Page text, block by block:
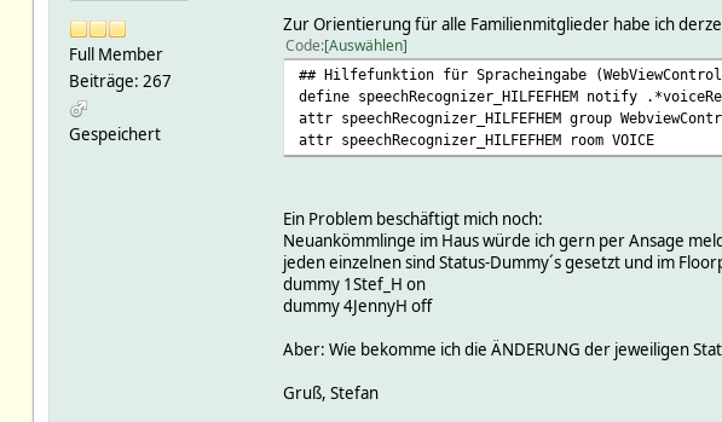
Full Member
Beiträge: 267
Gespeichert
Zur Orientierung für alle Familienmitglieder habe ich
Code Auswählen
## Hilfefunktion für Spracheingabe
define speechRecognizer_HILFEFHEM notify
attr speechRecognizer_HILFEFHEM group
attr speechRecognizer_HILFEFHEM room VOICE
Ein Problem beschäftigt mich noch:
Neuankömmlinge im Haus würde ich gern per Ansage
jeden einzelnen sind Status-Dummy´s gesetzt und im
dummy 1Stef_H on
dummy 4JennyH off
Aber: Wie bekomme ich die ÄNDERUNG der jeweiligen
Gruß, Stefan